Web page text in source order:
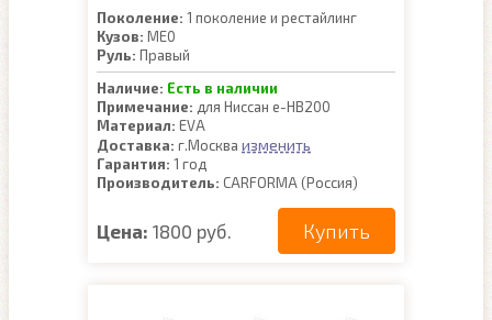
Поколение: 1 поколение и рестайлинг
Кузов: ME0
Руль: Правый
Наличие: Есть в наличии
Примечание: для Ниссан е-НВ200
Материал: EVA
Доставка: г.Москва изменить
Гарантия: 1 год
Производитель: CARFORMA (Россия)
Цена: 1800 руб. Купить